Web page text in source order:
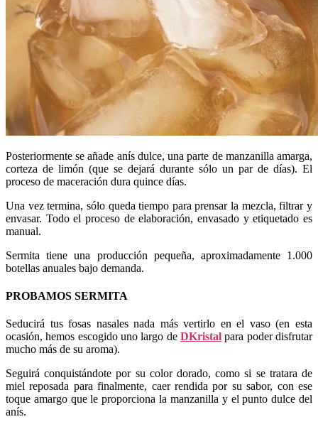
Posteriormente se añade anís dulce, una parte de manzanilla amarga,
corteza de limón (que se dejará durante sólo un par de días). El
proceso de maceración dura quince días.
Una vez termina, sólo queda tiempo para prensar la mezcla, filtrar y
envasar. Todo el proceso de elaboración, envasado y etiquetado es
manual.
Sermita tiene una producción pequeña, aproximadamente 1.000
botellas anuales bajo demanda.
PROBAMOS SERMITA
Seducirá tus fosas nasales nada más vertirlo en el vaso (en esta
ocasión, hemos escogido uno largo de DKristal para poder disfrutar
mucho más de su aroma).
Seguirá conquistándote por su color dorado, como si se tratara de
miel reposada para finalmente, caer rendida por su sabor, con ese
toque amargo que le proporciona la manzanilla y el punto dulce del
anís.